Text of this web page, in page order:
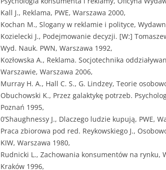
Kall J., Reklama, PWE, Warszawa 2000,
Kochan M., Slogany w reklamie i polityce,
Kozielecki J., Podejmowanie decyzji. [W:]
Wyd. Nauk. PWN, Warszawa 1992,
Kozłowska A., Reklama. Socjotechnika
Warszawie, Warszawa 2006,
Murray H. A., Hall C. S., G. Lindzey, Teorie
Obuchowski K., Przez galaktykę potrzeb.
Poznań 1995,
0’Shaughnessy J., Dlaczego ludzie kupują, PWE,
Praca zbiorowa pod red. Reykowskiego J.,
KIW, Warszawa 1980,
Rudnicki L., Zachowania konsumentów na rynku,
Kraków 1996,